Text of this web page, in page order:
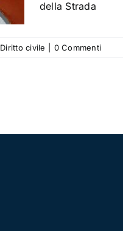
della Strada
Diritto civile 0 Commenti